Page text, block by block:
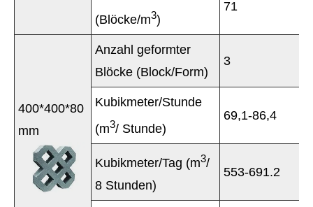
(Blöcke/m3)
71
400*400*80
mm
Anzahl geformter
Blöcke (Block/Form)
3
Kubikmeter/Stunde
(m3/ Stunde)
69,1-86,4
Kubikmeter/Tag (m3/
8 Stunden)
553-691.2